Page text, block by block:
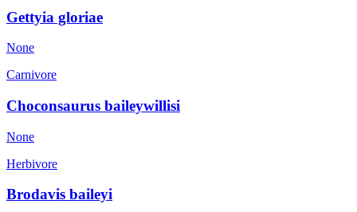
Gettyia gloriae
None
Carnivore
Choconsaurus baileywillisi
None
Herbivore
Brodavis baileyi